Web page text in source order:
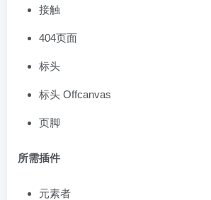
接触
404页面
标头
标头 Offcanvas
页脚
所需插件
元素者